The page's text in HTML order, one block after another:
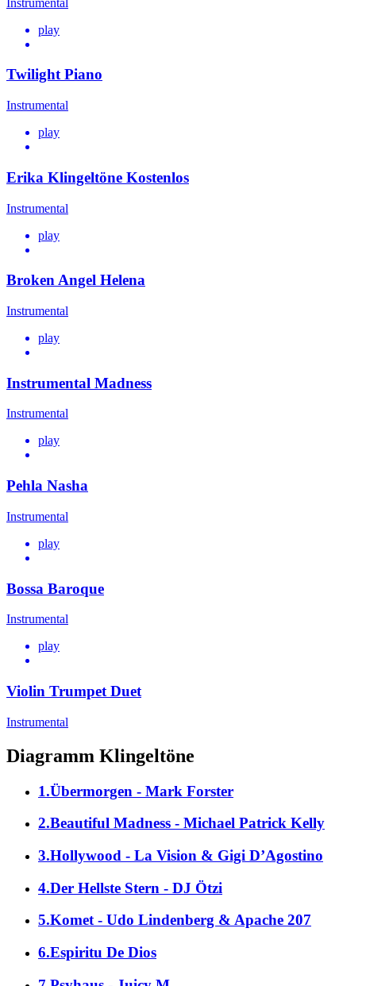
play
Twilight Piano
Instrumental
play
Erika Klingeltöne Kostenlos
Instrumental
play
Broken Angel Helena
Instrumental
play
Instrumental Madness
Instrumental
play
Pehla Nasha
Instrumental
play
Bossa Baroque
Instrumental
play
Violin Trumpet Duet
Instrumental
Diagramm Klingeltöne
1.Übermorgen - Mark Forster
2.Beautiful Madness - Michael Patrick Kelly
3.Hollywood - La Vision & Gigi D’Agostino
4.Der Hellste Stern - DJ Ötzi
5.Komet - Udo Lindenberg & Apache 207
6.Espiritu De Dios